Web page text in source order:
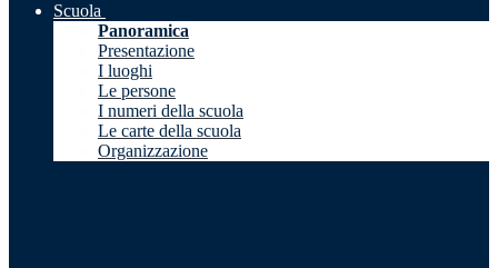
Scuola
Panoramica
Presentazione
I luoghi
Le persone
I numeri della scuola
Le carte della scuola
Organizzazione